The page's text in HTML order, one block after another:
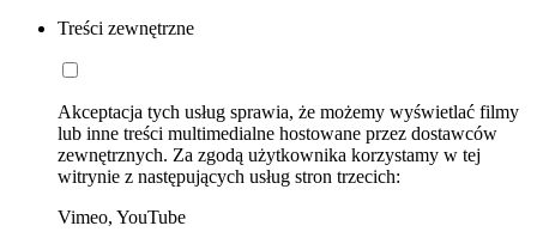
Treści zewnętrzne
Akceptacja tych usług sprawia, że możemy wyświetlać filmy
lub inne treści multimedialne hostowane przez dostawców
zewnętrznych. Za zgodą użytkownika korzystamy w tej
witrynie z następujących usług stron trzecich:
Vimeo, YouTube